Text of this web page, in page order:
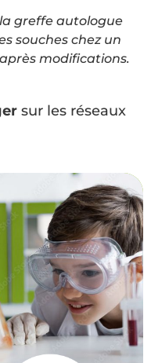
greffe autologue
souches chez un
modifications.
sur les réseaux